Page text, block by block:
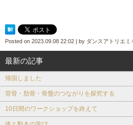
Posted on 2023.09.08 22:02 by ダンスアトリエミ
最新の記事
帰国しました
背骨・肋骨・骨盤のつながりを探究する
10日間のワークショップを終えて